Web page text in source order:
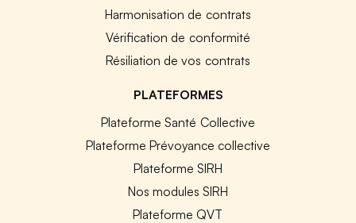
Harmonisation de contrats
Vérification de conformité
Résiliation de vos contrats
PLATEFORMES
Plateforme Santé Collective
Plateforme Prévoyance collective
Plateforme SIRH
Nos modules SIRH
Plateforme QVT